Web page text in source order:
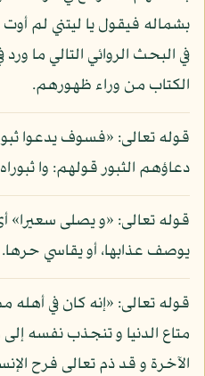
في البحث الروائي التالي ما
الكتاب من وراء ظهورهم.
قوله تعالى: «فسوف يدعوا
دعاؤهم الثبور قولهم: وا
قوله تعالى: «و يصلى سعيرا»
يوصف عذابها، أو يقاسي حرها.
قوله تعالى: «إنه كان في أهله
متاع الدنيا و تنجذب نفسه إلى
الآخرة و قد ذم تعالى فرح